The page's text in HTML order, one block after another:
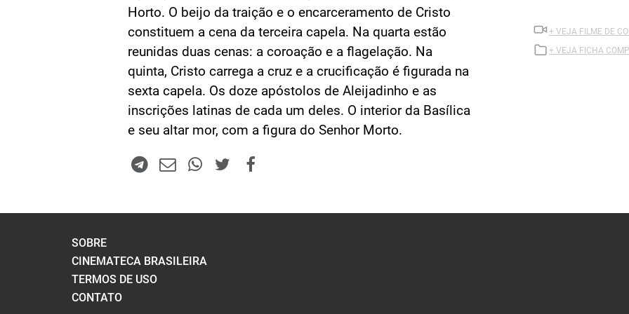
Horto. O beijo da traição e o encarceramento de Cristo
constituem a cena da terceira capela. Na quarta estão
reunidas duas cenas: a coroação e a flagelação. Na
quinta, Cristo carrega a cruz e a crucificação é figurada na
sexta capela. Os doze apóstolos de Aleijadinho e as
inscrições latinas de cada um deles. O interior da Basílica
e seu altar mor, com a figura do Senhor Morto.
+ VEJA FILME DE
+ VEJA FICHA
SOBRE
CINEMATECA BRASILEIRA
TERMOS DE USO
CONTATO